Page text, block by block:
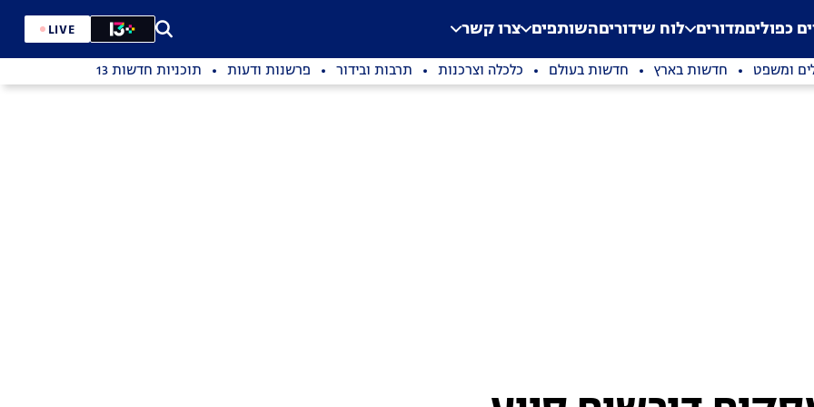
Application error: a
. כפוליםמדורים לוח שידוריםהשותפים צרו קשר LIVE
ומשפט חדשות בארץ חדשות בעולם כלכלה וצרכנות תרבות ובידור פרשנות ודעות תוכניות חדשות 13